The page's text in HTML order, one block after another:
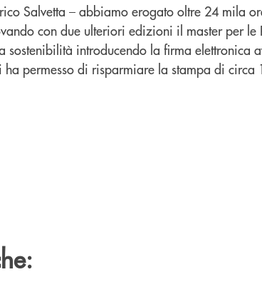
Salvetta – abbiamo erogato oltre 24 mila
con due ulteriori edizioni il master per le
sostenibilità introducendo la firma elettronica
permesso di risparmiare la stampa di circa